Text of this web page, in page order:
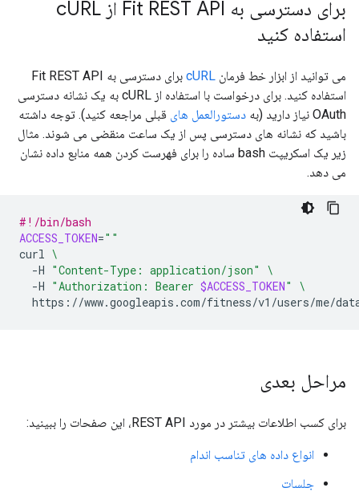
برای دسترسی به Fit REST API از c
URL
استفاده کنید
می توانید از ابزار خط فرمان cURL
برای دسترسی به Fit REST API
استفاده کنید. برای درخواست با استفاده از cURL به یک نشانه دسترسی
OAuth نیاز دارید (به
دستورالعمل های قبلی مراجعه کنید). توجه داشته
باشید که نشانه های دسترسی پس از یک ساعت منقضی می شوند. مثال
زیر یک اسکریپت bash ساده را برای فهرست کردن همه منابع داده نشان
می دهد.
#!/bin/bash
ACCESS_TOKEN=" "
curl \
-H "Content-Type: application/json"
\
-H "Authorization: Bearer $ACCESS_TOKEN"
\
https://www.googleapis.com/fitness/v1/users/me/
مراحل بعدی
برای کسب اطلاعات بیشتر در مورد REST API، این صفحات را ببینید:
انواع داده های تناسب اندام
جلسات